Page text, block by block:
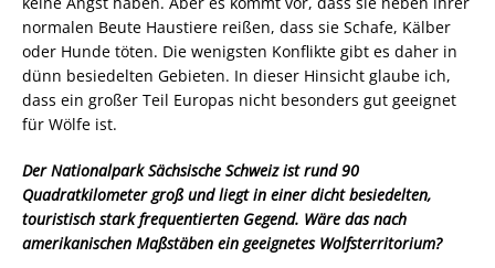
normalen Beute Haustiere reißen, dass sie Schafe, Kälber
oder Hunde töten. Die wenigsten Konflikte gibt es daher in
dünn besiedelten Gebieten. In dieser Hinsicht glaube ich,
dass ein großer Teil Europas nicht besonders gut geeignet
für Wölfe ist.
Der Nationalpark Sächsische Schweiz ist rund 90
Quadratkilometer groß und liegt in einer dicht besiedelten,
touristisch stark frequentierten Gegend. Wäre das nach
amerikanischen Maßstäben ein geeignetes Wolfsterritorium?